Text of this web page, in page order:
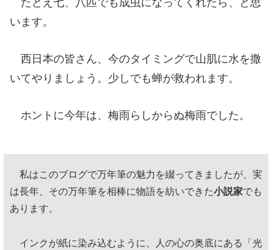
たとえ七、八匹でも成虫になってくれたら、と思
います。
西日本の皆さん、今のタイミングで山肌に水を撒
いてやりましょう。少しでも蝉が救われます。
ホントに今年は、梅雨らしからぬ梅雨でした。
私はこのブログで万年筆の魅力を綴ってきましたが、実
は長年、その万年筆を相棒に物語を紡いできた小説家でも
あります。
インクが紙に染み込むように、人の心の奥底にある「光